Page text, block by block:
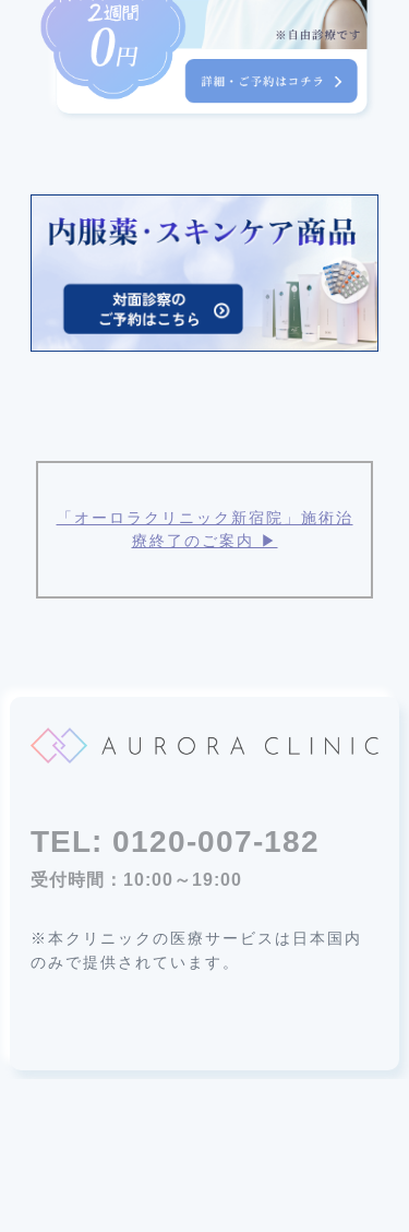
「オーロラクリニック新宿院」施術治
療終了のご案内 ▶︎
TEL: 0120-007-182
受付時間：10:00～19:00
※本クリニックの医療サービスは日本国内
のみで提供されています。